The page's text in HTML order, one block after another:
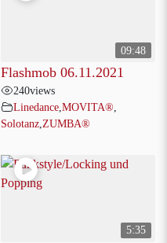
09:48
Flashmob 06.11.2021
240views
Linedance MOVITA®
Solotanz ZUMBA®
5:35